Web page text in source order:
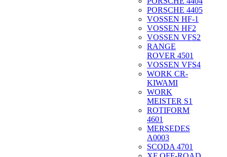
PORSCHE 4405
VOSSEN HF-1
VOSSEN HF2
VOSSEN VFS2
RANGE
ROVER 4501
VOSSEN VFS4
WORK CR-
KIWAMI
WORK
MEISTER S1
ROTIFORM
4601
MERSEDES
A0003
SCODA 4701